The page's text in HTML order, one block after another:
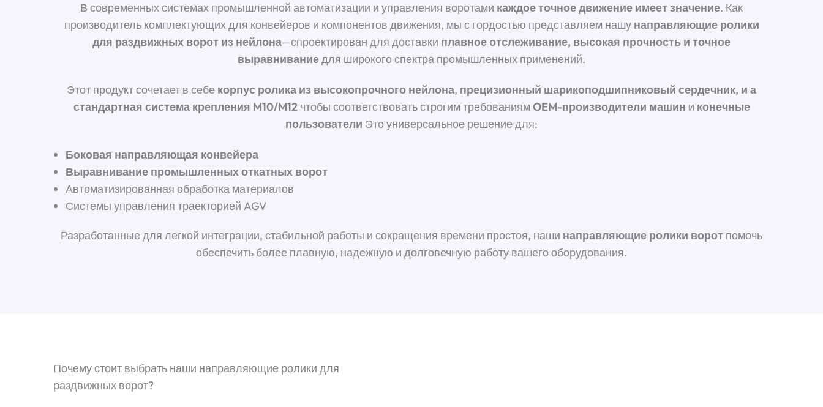
В современных системах промышленной автоматизации и управления воротами каждое точное движение имеет значение. Как
производитель комплектующих для конвейеров и компонентов движения, мы с гордостью представляем нашу направляющие ролики
для раздвижных ворот из нейлона—спроектирован для доставки плавное отслеживание, высокая прочность и точное
выравниваниедля широкого спектра промышленных применений.
Этот продукт сочетает в себе корпус ролика из высокопрочного нейлона, прецизионный шарикоподшипниковый сердечник, и а
стандартная система крепления M10/M12чтобы соответствовать строгим требованиям OEM-производители машин и конечные
пользователи Это универсальное решение для:
Боковая направляющая конвейера
Выравнивание промышленных откатных ворот
Автоматизированная обработка материалов
Системы управления траекторией AGV
Разработанные для легкой интеграции, стабильной работы и сокращения времени простоя, наши направляющие ролики ворот помочь
обеспечить более плавную, надежную и долговечную работу вашего оборудования.
Почему стоит выбрать наши направляющие ролики для
раздвижных ворот?